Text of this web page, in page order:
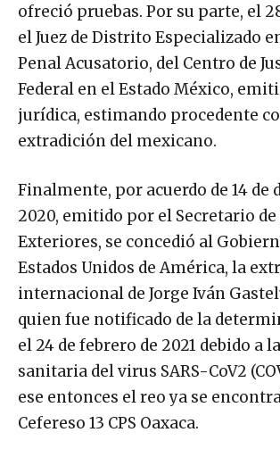
ofreció pruebas. Por su parte, el
el Juez de Distrito Especializado
Penal Acusatorio, del Centro de
Federal en el Estado México,
jurídica, estimando procedente
extradición del mexicano.
Finalmente, por acuerdo de 14 de
2020, emitido por el Secretario de
Exteriores, se concedió al
Estados Unidos de América, la
internacional de Jorge Iván
quien fue notificado de la
el 24 de febrero de 2021 debido a
sanitaria del virus SARS-CoV2
ese entonces el reo ya se
Cefereso 13 CPS Oaxaca.